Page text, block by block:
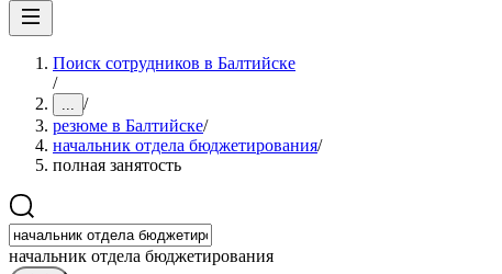
Поиск сотрудников в Балтийске
/
... /
резюме в Балтийске/
начальник отдела бюджетирования/
полная занятость
начальник отдела бюджетирования